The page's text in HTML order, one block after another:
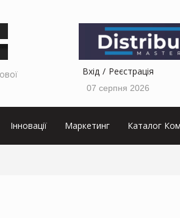
Вхід Реєстрація
07 серпня 2026
Інновації Маркетинг Каталог